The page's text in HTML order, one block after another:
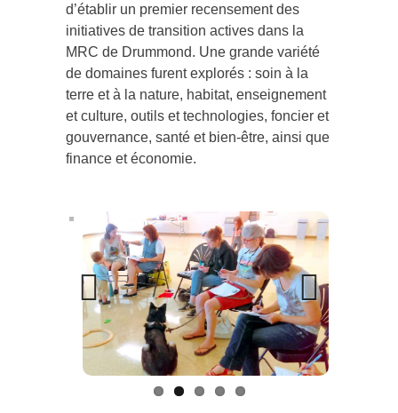
d’établir un premier recensement des
initiatives de transition actives dans la
MRC de Drummond. Une grande variété
de domaines furent explorés : soin à la
terre et à la nature, habitat, enseignement
et culture, outils et technologies, foncier et
gouvernance, santé et bien-être, ainsi que
finance et économie.
Previous Next